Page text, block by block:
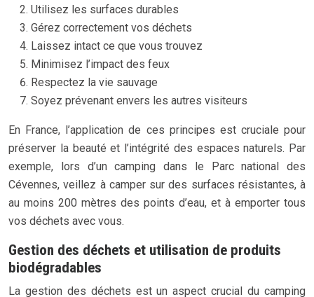
Utilisez les surfaces durables
Gérez correctement vos déchets
Laissez intact ce que vous trouvez
Minimisez l’impact des feux
Respectez la vie sauvage
Soyez prévenant envers les autres visiteurs
En France, l’application de ces principes est cruciale pour
préserver la beauté et l’intégrité des espaces naturels. Par
exemple, lors d’un camping dans le Parc national des
Cévennes, veillez à camper sur des surfaces résistantes, à
au moins 200 mètres des points d’eau, et à emporter tous
vos déchets avec vous.
Gestion des déchets et utilisation de produits
biodégradables
La gestion des déchets est un aspect crucial du camping